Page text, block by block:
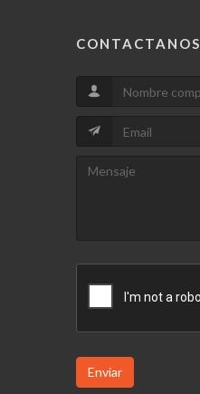
CONTACTANOS
Enviar